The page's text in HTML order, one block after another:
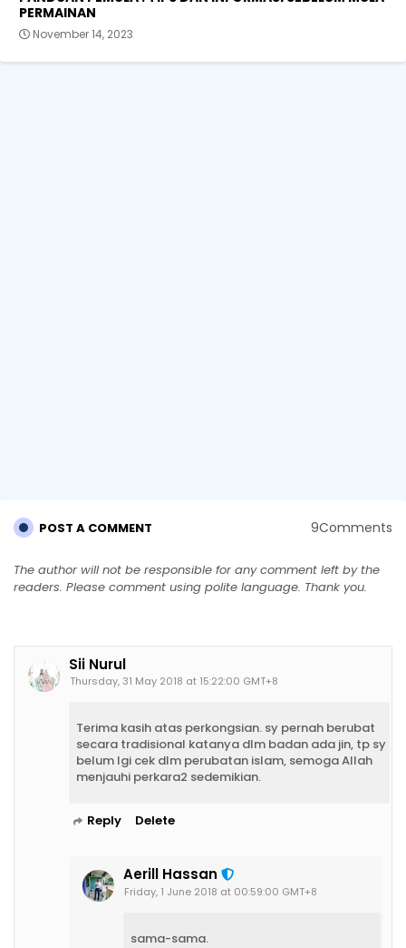
PERMAINAN
November 14, 2023
POST A COMMENT 9Comments
The author will not be responsible for any comment left by the
readers. Please comment using polite language. Thank you.
Sii Nurul
Thursday, 31 May 2018 at 15:22:00 GMT+8
Terima kasih atas perkongsian. sy pernah berubat
secara tradisional katanya dlm badan ada jin, tp sy
belum lgi cek dlm perubatan islam, semoga Allah
menjauhi perkara2 sedemikian.
Reply Delete
Aerill Hassan
Friday, 1 June 2018 at 00:59:00 GMT+8
sama-sama.